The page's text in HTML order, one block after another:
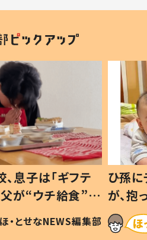
息子は「ギフテ
が“ウチ給食”を
とは #令和の親
ほ・とせなNEWS編集部
ひ孫
が、
「涙が
い」